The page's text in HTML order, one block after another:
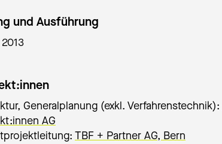
Copyright: Energie Wasser Bern
und Ausführung
Generalplanung (exkl. Verfahrenstechnik):
AG
TBF + Partner AG, Bern